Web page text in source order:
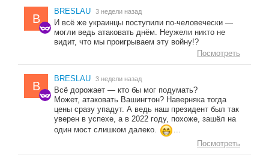
B
BRESLAU 3 недели назад
И всё же украинцы поступили по-человечески —
могли ведь атаковать днём. Неужели никто не
видит, что мы проигрываем эту войну!?
Посмотреть
B
BRESLAU 3 недели назад
Всё дорожает — кто бы мог подумать?
Может, атаковать Вашингтон? Наверняка тогда
цены сразу упадут. А ведь наш президент был так
уверен в успехе, а в 2022 году, похоже, зашёл на
один мост слишком далеко.
...
Посмотреть